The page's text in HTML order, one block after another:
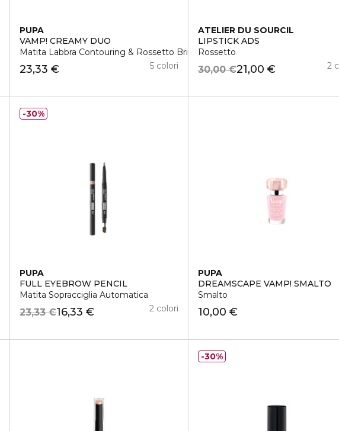
PUPA
VAMP! CREAMY DUO
Matita Labbra Contouring & Rossetto Brillante
23,33 € 5 colori
ATELIER DU SOURCIL
LIPSTICK ADS
Rossetto
21,00 €
30,00 € 2
PUPA
FULL EYEBROW PENCIL
Matita Sopracciglia Automatica
16,33 €
23,33 € 2 colori
30%
PUPA
DREAMSCAPE VAMP! SMALTO
Smalto
10,00 €
30%